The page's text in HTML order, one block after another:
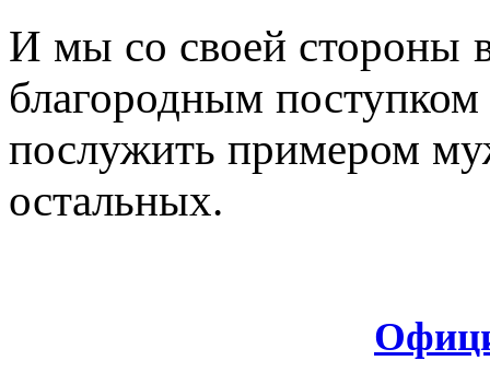
И мы со своей стороны
благородным
послужить примером
остальных.